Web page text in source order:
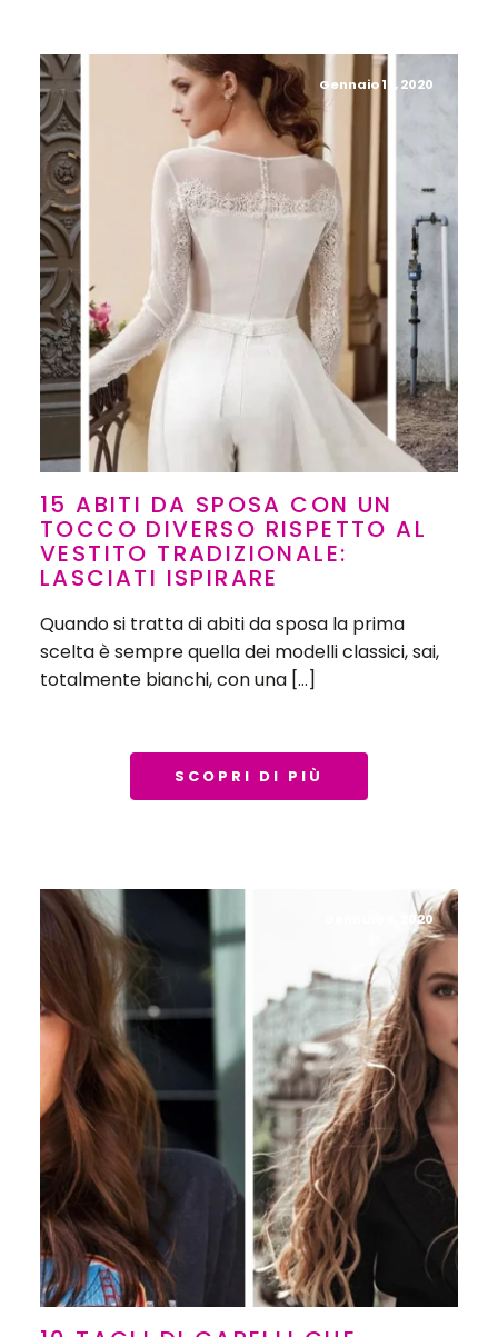
Gennaio 17, 2020
15 ABITI DA SPOSA CON UN
TOCCO DIVERSO RISPETTO AL
VESTITO TRADIZIONALE:
LASCIATI ISPIRARE
Quando si tratta di abiti da sposa la prima
scelta è sempre quella dei modelli classici, sai,
totalmente bianchi, con una […]
SCOPRI DI PIÙ
Gennaio 8, 2020